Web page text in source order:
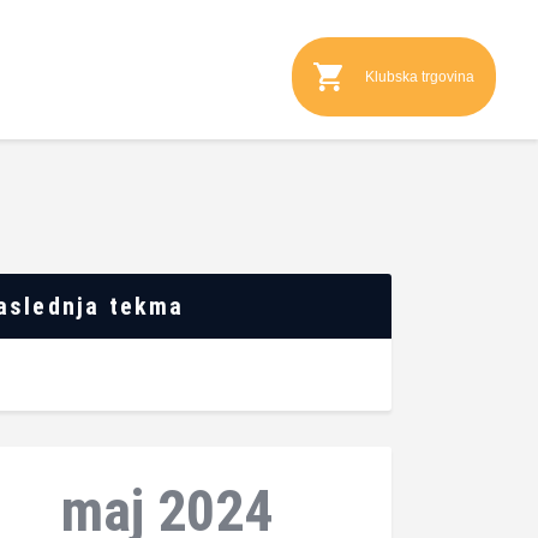
Klubska trgovina
tekma
maj 2024